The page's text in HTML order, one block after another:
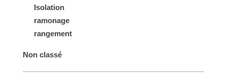
Isolation
ramonage
rangement
Non classé